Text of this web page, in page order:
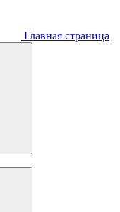
Главная страница